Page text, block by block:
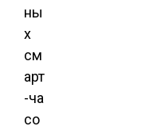
ны
х
см
арт
-ча
со